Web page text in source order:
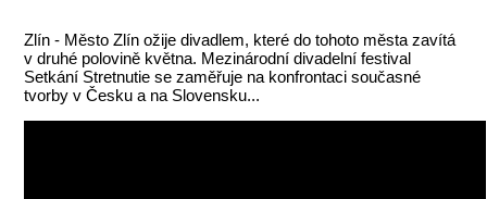
Zlín - Město Zlín ožije divadlem, které do tohoto města zavítá
v druhé polovině května. Mezinárodní divadelní festival
Setkání Stretnutie se zaměřuje na konfrontaci současné
tvorby v Česku a na Slovensku...